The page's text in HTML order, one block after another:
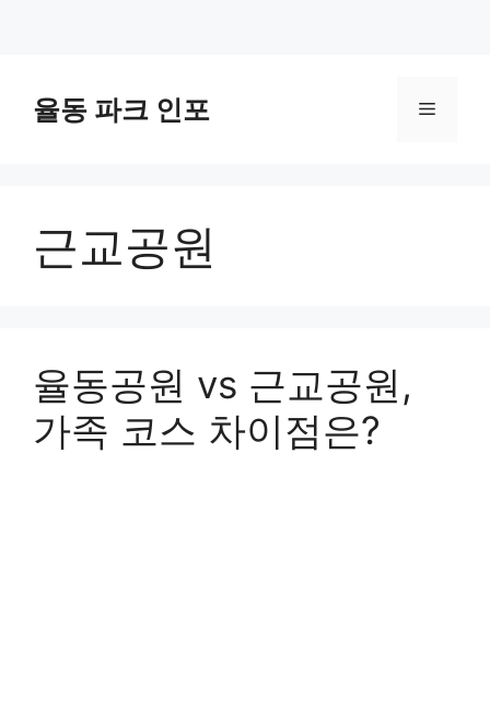
율동 파크 인포 메
근교공원
율동공원 vs 근교공원,
가족 코스 차이점은?